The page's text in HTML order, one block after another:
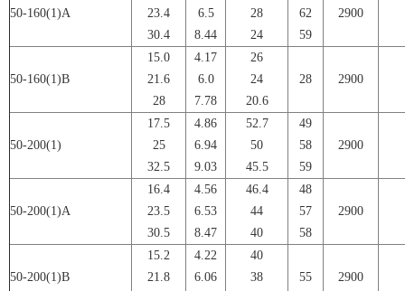
50-160(1)A
23.4
30.4
6.5
8.44
28
24
62
59
2900
50-160(1)B
15.0
21.6
28
4.17
6.0
7.78
26
24
20.6
28 2900
50-200(1)
17.5
25
32.5
4.86
6.94
9.03
52.7
50
45.5
49
58
59
2900
50-200(1)A
16.4
23.5
30.5
4.56
6.53
8.47
46.4
44
40
48
57
58
2900
50-200(1)B
15.2
21.8
4.22
6.06
40
38
55 2900